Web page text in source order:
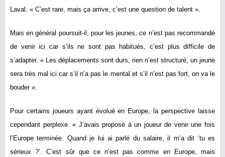
Laval. « C’est rare, mais ça arrive, c’est une question de talent ».
Mais en général poursuit-il, pour les jeunes, ce n’est pas recommandé
de venir ici car s’ils ne sont pas habitués, c’est plus difficile de
s’adapter. « Les déplacements sont durs, rien n’est structuré, un jeune
sera très mal ici car s’il n’a pas le mental et s’il n’est pas fort, on va le
bouder ».
Pour certains joueurs ayant évolué en Europe, la perspective laisse
cependant perplexe. « J’avais proposé à un joueur de venir une fois
l’Europe terminée. Quand je lui ai parlé du salaire, il m’a dit ‘tu es
sérieux ?’. C’est sûr que ce n’est pas comme en Europe, mais